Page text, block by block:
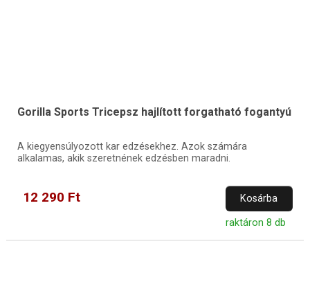
Gorilla Sports Tricepsz hajlított forgatható fogantyú
A kiegyensúlyozott kar edzésekhez. Azok számára
alkalamas, akik szeretnének edzésben maradni.
12 290 Ft Kosárba
raktáron 8 db